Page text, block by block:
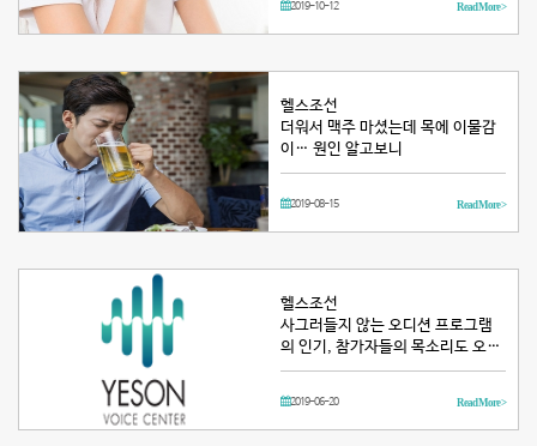
2019-10-12 Read More >
헬스조선
더워서 맥주 마셨는데 목에 이물감
이… 원인 알고보니
2019-08-15 Read More >
헬스조선
사그러들지 않는 오디션 프로그램
의 인기, 참가자들의 목소리도 오…
2019-06-20 Read More >